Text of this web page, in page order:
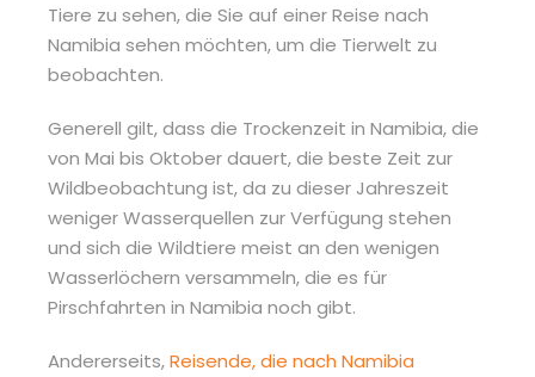
Tiere zu sehen, die Sie auf einer Reise nach
Namibia sehen möchten, um die Tierwelt zu
beobachten.
Generell gilt, dass die Trockenzeit in Namibia, die
von Mai bis Oktober dauert, die beste Zeit zur
Wildbeobachtung ist, da zu dieser Jahreszeit
weniger Wasserquellen zur Verfügung stehen
und sich die Wildtiere meist an den wenigen
Wasserlöchern versammeln, die es für
Pirschfahrten in Namibia noch gibt.
Andererseits,Reisende, die nach Namibia